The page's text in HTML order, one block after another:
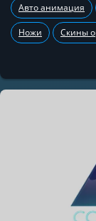
Авто анимация
Ножи Скины